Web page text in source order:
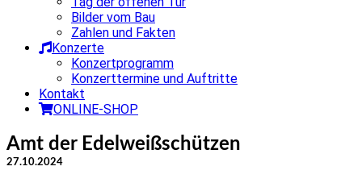
Bilder vom Bau
Zahlen und Fakten
Konzerte
Konzertprogramm
Konzerttermine und Auftritte
Kontakt
ONLINE-SHOP
Amt der Edelweißschützen
27.10.2024